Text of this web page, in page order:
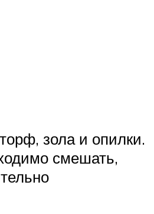
зола и опилки.
смешать,